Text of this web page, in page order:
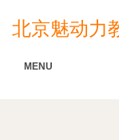
北京魅动力
MENU